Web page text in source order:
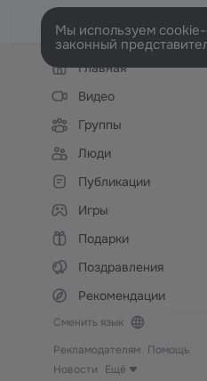
Мы используем cookie-
законный
Левая
колонкаГлавная
Видео
Группы
Люди
Публикации
Игры
Подарки
Поздравления
Рекомендации
Сменить язык
Рекламодателям Помощь
Новости
Ещё